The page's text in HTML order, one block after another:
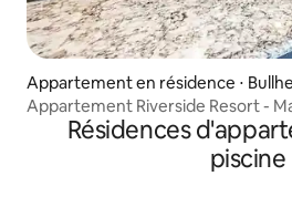
Appartement en résidence ⋅
Appartement Riverside Resort -
Résidences
piscine